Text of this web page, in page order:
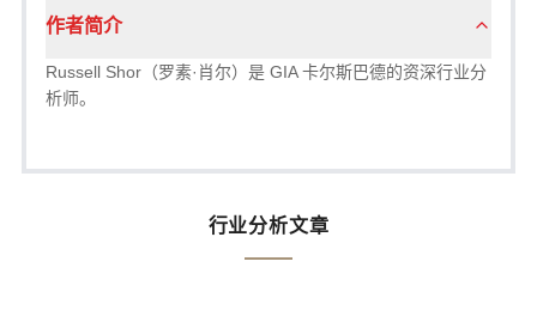
作者简介
Russell Shor（罗素·肖尔）是 GIA 卡尔斯巴德的资深行业分
析师。
行业分析文章